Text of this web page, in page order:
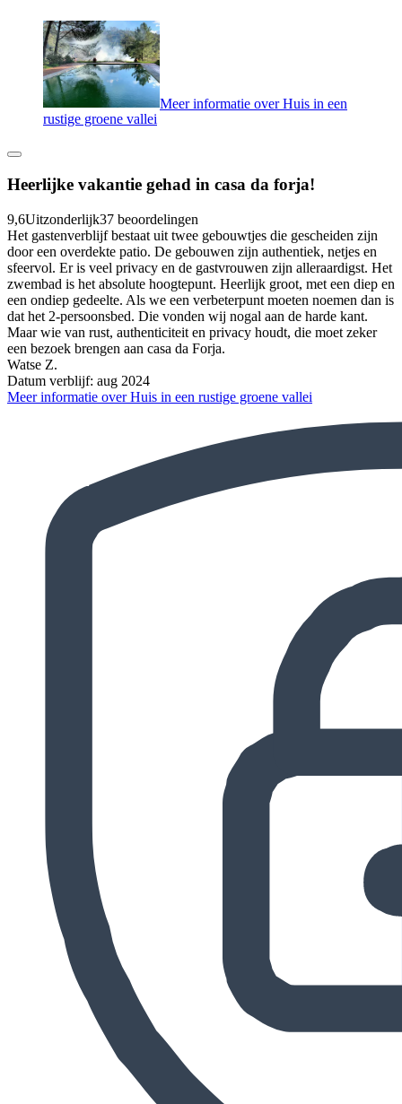
Meer informatie over Huis in een
rustige groene vallei
Heerlijke vakantie gehad in casa da forja!
9,6Uitzonderlijk37 beoordelingen
Het gastenverblijf bestaat uit twee gebouwtjes die gescheiden zijn
door een overdekte patio. De gebouwen zijn authentiek, netjes en
sfeervol. Er is veel privacy en de gastvrouwen zijn alleraardigst. Het
zwembad is het absolute hoogtepunt. Heerlijk groot, met een diep en
een ondiep gedeelte. Als we een verbeterpunt moeten noemen dan is
dat het 2-persoonsbed. Die vonden wij nogal aan de harde kant.
Maar wie van rust, authenticiteit en privacy houdt, die moet zeker
een bezoek brengen aan casa da Forja.
Watse Z.
Datum verblijf: aug 2024
Meer informatie over Huis in een rustige groene vallei